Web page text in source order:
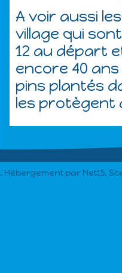
A voir aussi
village qui
12 au départ
encore 40
pins plantés
les protègent
, Hébergement par Net15,